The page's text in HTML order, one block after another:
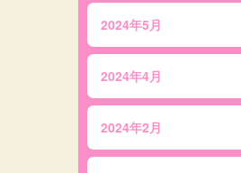
2024年5月
2024年4月
2024年2月